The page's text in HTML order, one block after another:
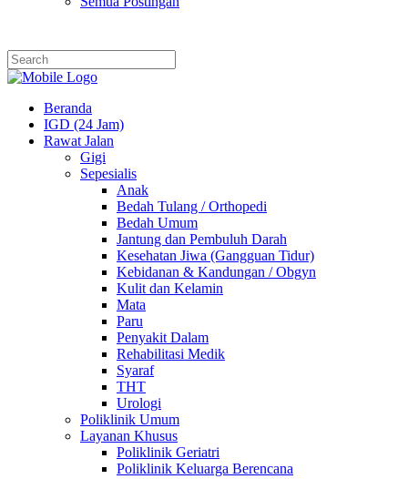
Beranda
IGD (24 Jam)
Rawat Jalan
Gigi
Sepesialis
Anak
Bedah Tulang / Orthopedi
Bedah Umum
Jantung dan Pembuluh Darah
Kesehatan Jiwa (Gangguan Tidur)
Kebidanan & Kandungan / Obgyn
Kulit dan Kelamin
Mata
Paru
Penyakit Dalam
Rehabilitasi Medik
Syaraf
THT
Urologi
Poliklinik Umum
Layanan Khusus
Poliklinik Geriatri
Poliklinik Keluarga Berencana